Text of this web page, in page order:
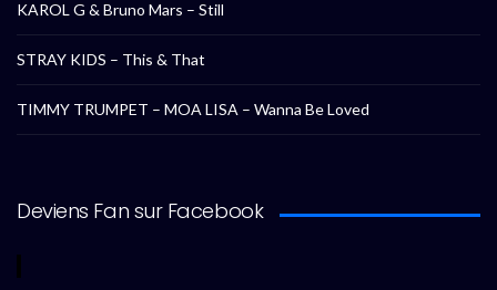
KAROL G & Bruno Mars – Still
STRAY KIDS – This & That
TIMMY TRUMPET – MOA LISA – Wanna Be Loved
Deviens Fan sur Facebook